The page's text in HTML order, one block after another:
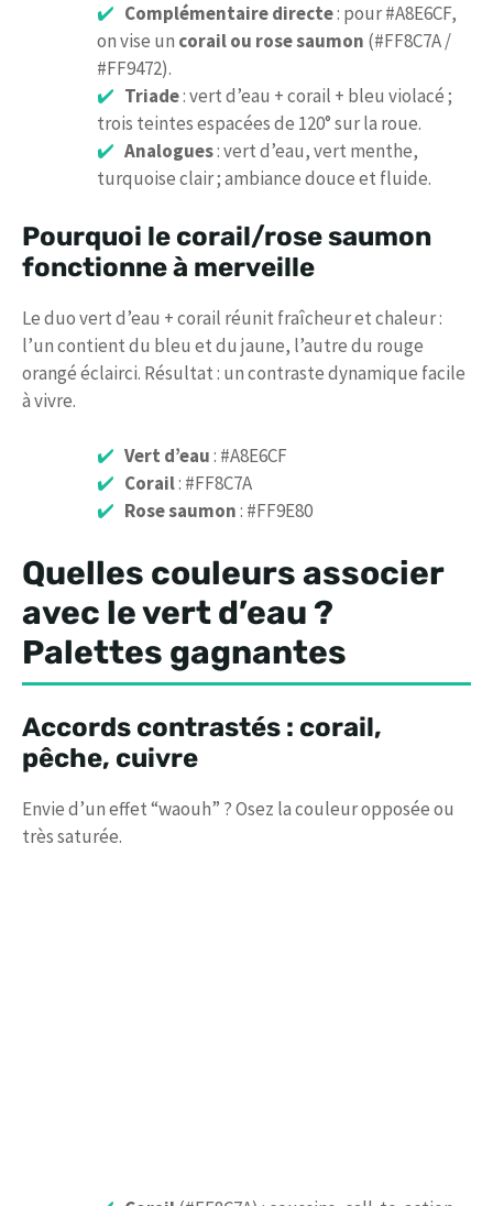
Complémentaire directe: pour #A8E6CF,
on vise un corail ou rose saumon (#FF8C7A /
#FF9472).
Triade: vert d’eau + corail + bleu violacé ;
trois teintes espacées de 120° sur la roue.
Analogues: vert d’eau, vert menthe,
turquoise clair ; ambiance douce et fluide.
Pourquoi le corail/rose saumon
fonctionne à merveille
Le duo vert d’eau + corail réunit fraîcheur et chaleur :
l’un contient du bleu et du jaune, l’autre du rouge
orangé éclairci. Résultat : un contraste dynamique facile
à vivre.
Vert d’eau: #A8E6CF
Corail: #FF8C7A
Rose saumon: #FF9E80
Quelles couleurs associer
avec le vert d’eau ?
Palettes gagnantes
Accords contrastés : corail,
pêche, cuivre
Envie d’un effet “waouh” ? Osez la couleur opposée ou
très saturée.